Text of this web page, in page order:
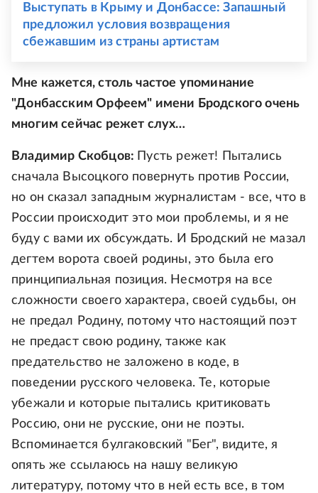
Выступать в Крыму и Донбассе: Запашный
предложил условия возвращения
сбежавшим из страны артистам
Мне кажется, столь частое упоминание
"Донбасским Орфеем" имени Бродского очень
многим сейчас режет слух…
Владимир Скобцов: Пусть режет! Пытались
сначала Высоцкого повернуть против России,
но он сказал западным журналистам - все, что в
России происходит это мои проблемы, и я не
буду с вами их обсуждать. И Бродский не мазал
дегтем ворота своей родины, это была его
принципиальная позиция. Несмотря на все
сложности своего характера, своей судьбы, он
не предал Родину, потому что настоящий поэт
не предаст свою родину, также как
предательство не заложено в коде, в
поведении русского человека. Те, которые
убежали и которые пытались критиковать
Россию, они не русские, они не поэты.
Вспоминается булгаковский "Бег", видите, я
опять же ссылаюсь на нашу великую
литературу, потому что в ней есть все, в том